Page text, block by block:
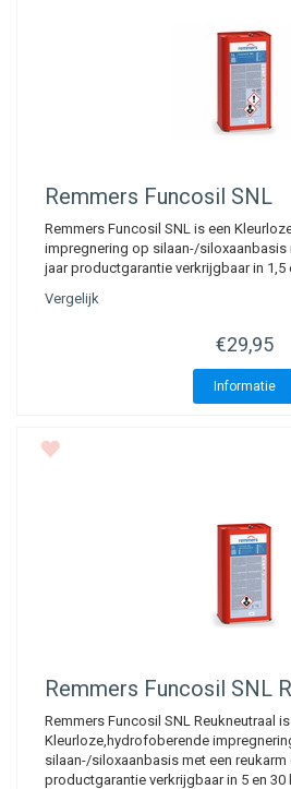
Remmers Funcosil SNL
Remmers Funcosil SNL is een
impregnering op silaan-/
jaar productgarantie verkrijgbaar in 1,5
Vergelijk
€29,95
Informatie
Remmers Funcosil SNL
Remmers Funcosil SNL Reukneutraal
Kleurloze,hydrofoberende
silaan-/siloxaanbasis met een
productgarantie verkrijgbaar in 5 en 30